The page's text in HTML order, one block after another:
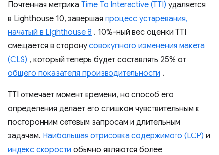
Почтенная метрика Time To Interactive (TTI) удаляется
в Lighthouse 10, завершая процесс устаревания,
начатый в Lighthouse 8 . 10%-ный вес оценки TTI
смещается в сторону совокупного изменения макета
(CLS) , который теперь будет составлять 25% от
общего показателя производительности .
TTI отмечает момент времени, но способ его
определения делает его слишком чувствительным к
посторонним сетевым запросам и длительным
задачам. Наибольшая отрисовка содержимого (LCP) и
индекс скорости обычно являются более